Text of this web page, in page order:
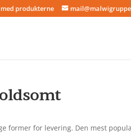
produkterne
former for levering. Den mest